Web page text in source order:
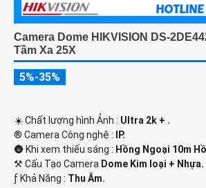
Camera Dome HIKVISION DS-
Tầm Xa 25X
5%-35%
☀️ Chất lượng hình Ảnh : Ultra 2k + .
®️ Camera Công nghệ :
IP.
🌚 Khi xem thiếu sáng : Hồng Ngoại 10m
⚒ Cấu Tạo Camera Dome Kim loại + Nhựa.
️ƒ Khả Năng : Thu Âm.